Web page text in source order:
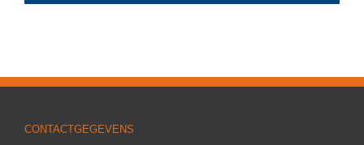
CONTACTGEGEVENS